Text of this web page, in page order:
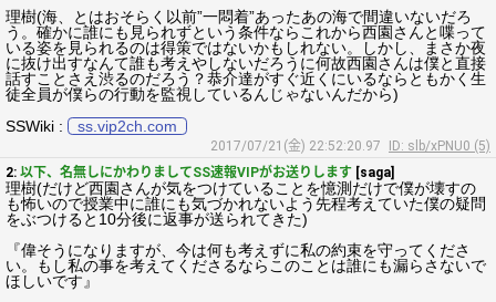
理樹(海、とはおそらく以前”一悶着”あったあの海で間違いないだろ
う。確かに誰にも見られずという条件ならこれから西園さんと喋って
いる姿を見られるのは得策ではないかもしれない。しかし、まさか夜
に抜け出すなんて誰も考えやしないだろうに何故西園さんは僕と直接
話すことさえ渋るのだろう？恭介達がすぐ近くにいるならともかく生
徒全員が僕らの行動を監視しているんじゃないんだから)
SSWiki :
ss.vip2ch.com
2017/07/21(金) 22:52:20.97
ID: slb/xPNU0 (5)
2: 以下、名無しにかわりましてSS速報VIPがお送りします [saga]
理樹(だけど西園さんが気をつけていることを憶測だけで僕が壊すの
も怖いので授業中に誰にも気づかれないよう先程考えていた僕の疑問
をぶつけると10分後に返事が送られてきた)
『偉そうになりますが、今は何も考えずに私の約束を守ってくださ
い。もし私の事を考えてくださるならこのことは誰にも漏らさないで
ほしいです』